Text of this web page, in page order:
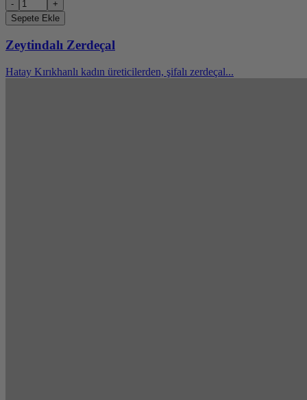
-
+
Sepete Ekle
Zeytindalı Zerdeçal
Hatay Kırıkhanlı kadın üreticilerden, şifalı zerdeçal...